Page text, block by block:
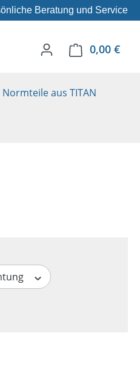
Beratung und Service
0,00 €
Normteile aus TITAN